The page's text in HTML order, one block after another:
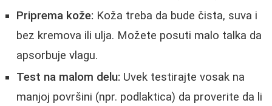
Priprema kože: Koža treba da bude čista, suva i
bez kremova ili ulja. Možete posuti malo talka da
apsorbuje vlagu.
Test na malom delu: Uvek testirajte vosak na
manjoj površini (npr. podlaktica) da proverite da li